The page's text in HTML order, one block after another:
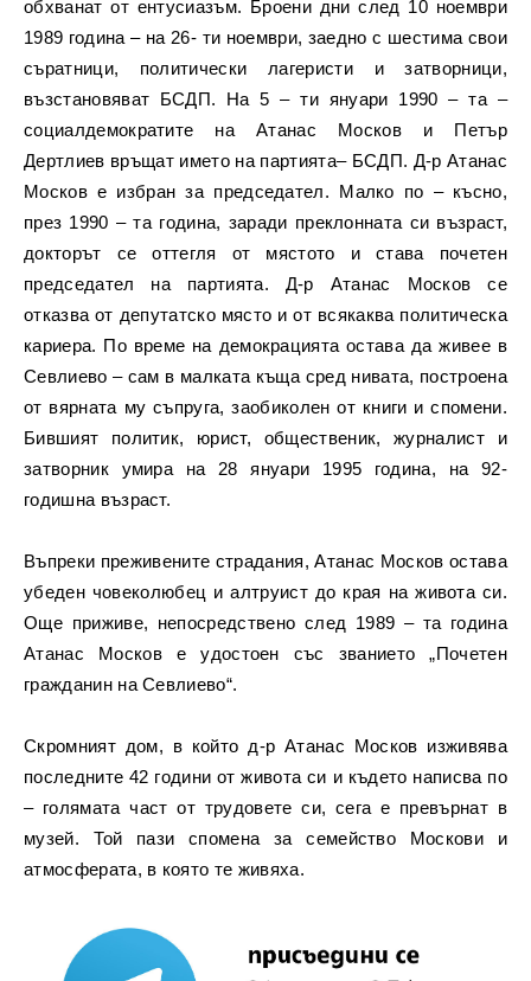
обхванат от ентусиазъм. Броени дни след 10 ноември
1989 година – на 26- ти ноември, заедно с шестима свои
съратници, политически лагеристи и затворници,
възстановяват БСДП. На 5 – ти януари 1990 – та –
социалдемократите на Атанас Москов и Петър
Дертлиев връщат името на партията– БСДП. Д-р Атанас
Москов е избран за председател. Малко по – късно,
през 1990 – та година, заради преклонната си възраст,
докторът се оттегля от мястото и става почетен
председател на партията. Д-р Атанас Москов се
отказва от депутатско място и от всякаква политическа
кариера. По време на демокрацията остава да живее в
Севлиево – сам в малката къща сред нивата, построена
от вярната му съпруга, заобиколен от книги и спомени.
Бившият политик, юрист, общественик, журналист и
затворник умира на 28 януари 1995 година, на 92-
годишна възраст.
Въпреки преживените страдания, Атанас Москов остава
убеден човеколюбец и алтруист до края на живота си.
Още приживе, непосредствено след 1989 – та година
Атанас Москов е удостоен със званието „Почетен
гражданин на Севлиево“.
Скромният дом, в който д-р Атанас Москов изживява
последните 42 години от живота си и където написва по
– голямата част от трудовете си, сега е превърнат в
музей. Той пази спомена за семейство Москови и
атмосферата, в която те живяха.